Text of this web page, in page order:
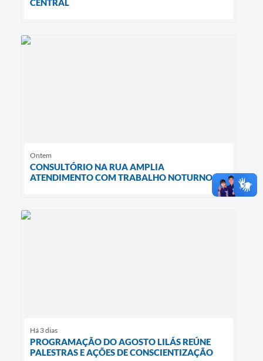
CENTRAL
Ontem
CONSULTÓRIO NA RUA AMPLIA
ATENDIMENTO COM TRABALHO NOTURNO
Há 3 dias
PROGRAMAÇÃO DO AGOSTO LILÁS REÚNE
PALESTRAS E AÇÕES DE CONSCIENTIZAÇÃO